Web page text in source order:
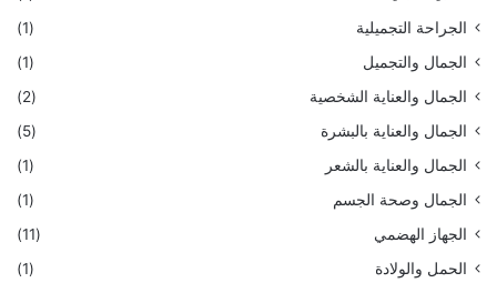
الجراحة التجميلية
(1)
الجمال والتجميل
(1)
الجمال والعناية الشخصية
(2)
الجمال والعناية بالبشرة
(5)
الجمال والعناية بالشعر
(1)
الجمال وصحة الجسم
(1)
الجهاز الهضمي
(11)
الحمل والولادة
(1)